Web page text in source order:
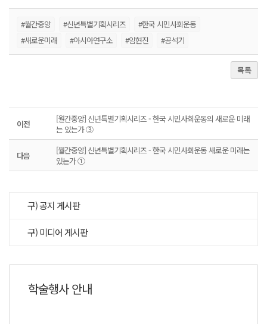
#월간중앙 #신년특별기획시리즈
#한국 시민사회운동
#새로운미래
#아시아연구소 #임현진 #공석기
목록
이전
[월간중앙] 신년특별기획시리즈 - 한국 시민사회운동의 새로운 미래
는 있는가 ③
다음
[월간중앙] 신년특별기획시리즈 - 한국 시민사회운동 새로운 미래는
있는가 ①
구) 공지 게시판
구) 미디어 게시판
학술행사 안내